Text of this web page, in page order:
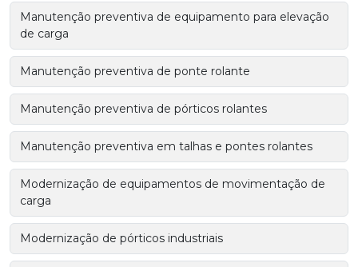
Manutenção preventiva de equipamento para elevação
de carga
Manutenção preventiva de ponte rolante
Manutenção preventiva de pórticos rolantes
Manutenção preventiva em talhas e pontes rolantes
Modernização de equipamentos de movimentação de
carga
Modernização de pórticos industriais